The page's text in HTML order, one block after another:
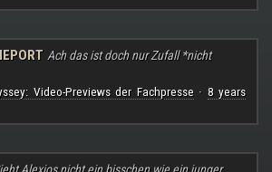
Ach das ist doch nur Zufall *nicht
Video-Previews der Fachpresse· 8 years